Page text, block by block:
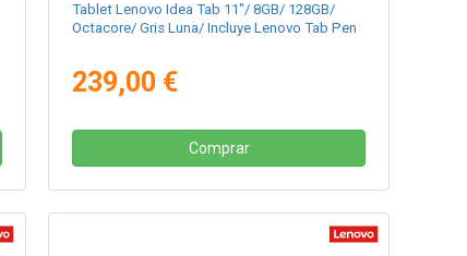
Tablet Lenovo Idea Tab 11"/ 8GB/ 128GB/
Octacore/ Gris Luna/ Incluye Lenovo Tab Pen
239,00 €
Comprar